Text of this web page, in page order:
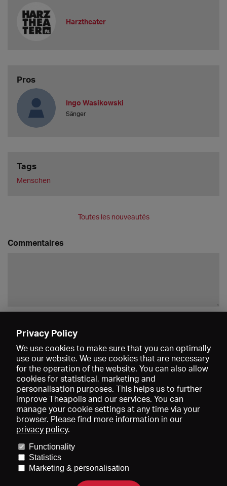
Harztheater
Pros
Ingo Wasikowski
Sänger
Tags
Menschen
Toutes les nouveautés
Commentaires
Données médiatiques
Conditions générales de vente
Contact
Aide Newsletter
Privacy Policy
We use cookies to make sure that you can optimally
use our website. We use cookies that are necessary
for the operation of the website. You can also allow
cookies for statistical, marketing and
personalisation purposes. This helps us to further
improve Theapolis and our services. You can
manage your cookie settings at any time via your
browser. Please find more information in our
privacy policy.
Functionality
Statistics
Marketing & personalisation